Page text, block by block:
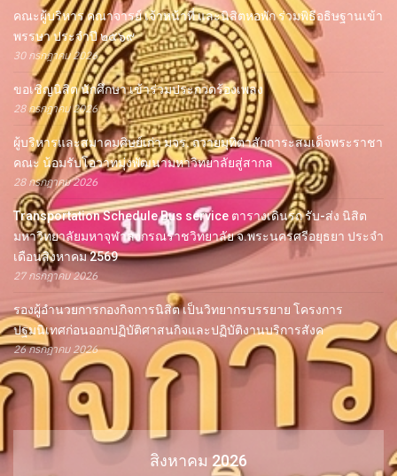
คณะผู้บริหาร คณาจารย์ เจ้าหน้าที่ และนิสิตหอพัก ร่วมพิธีอธิษฐานเข้า
พรรษา ประจำปี ๒๕๖๙
30 กรกฎาคม 2026
ขอเชิญนิสิต นักศึกษา เข้าร่วมประกวดร้องเพลง
28 กรกฎาคม 2026
ผู้บริหารและสมาคมศิษย์เก่า มจร. ถวายมุทิตาสักการะสมเด็จพระราชา
คณะ น้อมรับโอวาทมุ่งพัฒนามหาวิทยาลัยสู่สากล
28 กรกฎาคม 2026
Transportation Schedule Bus service ตารางเดินรถ รับ-ส่ง นิสิต
มหาวิทยาลัยมหาจุฬาลงกรณราชวิทยาลัย จ.พระนครศรีอยุธยา ประจำ
เดือนสิงหาคม 2569
27 กรกฎาคม 2026
รองผู้อำนวยการกองกิจการนิสิต เป็นวิทยากรบรรยาย โครงการ
ปฐมนิเทศก่อนออกปฏิบัติศาสนกิจและปฏิบัติงานบริการสังค
26 กรกฎาคม 2026
สิงหาคม 2026